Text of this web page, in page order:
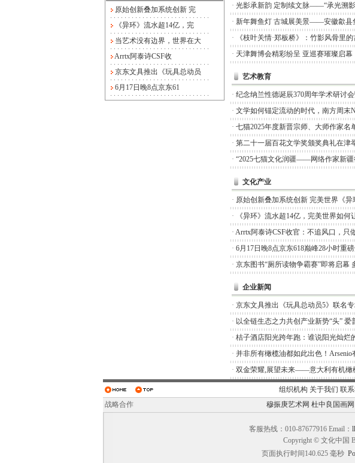
原始创新叠加系统创新 完
《异环》流水超14亿，完
当艺术没有边界，世界在大
Arrtx阿泰诗CSF收
京东文具推出《玩具总动员
6月17日晚8点京东61
· 光影承新韵 定制续文脉——“承光溯
· 新年舞鱼灯 古城展美景——安徽歙县
·
《枝叶关情·郑板桥》：竹影风骨里
· 天津舞博会精彩纷呈 亚巡赛璀璨启幕
艺术教育
· 纪念纳兰性德诞辰370周年学术研讨
· 文学如何锚定流动的时代，南方周末
· 七猫2025年度新晋宗师、大师作家名
· 第二十一届百花文学奖颁奖典礼在津
· “2025七猫文化润疆——网络作家新疆
文化产业
· 原始创新叠加系统创新 完美世界《
·
《异环》流水超14亿，完美世界如何
· Arrtx阿泰诗CSF收官：不追风口，只
· 6月17日晚8点京东618巅峰28小时重
· 京东图书“厕所读物争霸赛”即将启幕
企业新闻
· 京东文具推出《玩具总动员5》联名
· 以全链生态之力共创产业新势“头” 爱
· 桔子酒店阳光跨年跑：谁说阳光灿烂
· 并非所有橄榄油都如此出色！Arsenio
· 双金荣耀,展望未来——意大利有机橄
组织机构 关于我们 联
战略合作
穆振庚艺术网 杜中良国画网
客服热线：010-87677916 Email：
Copyright © 文化中国
页面执行时间140.625 毫秒